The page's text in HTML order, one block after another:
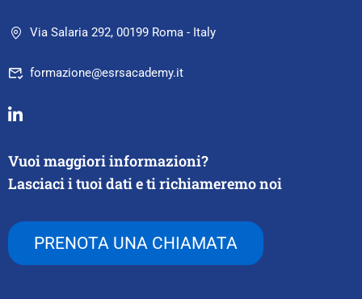
Via Salaria 292, 00199 Roma - Italy
formazione@esrsacademy.it
Vuoi maggiori informazioni?
Lasciaci i tuoi dati e ti richiameremo noi
PRENOTA UNA CHIAMATA